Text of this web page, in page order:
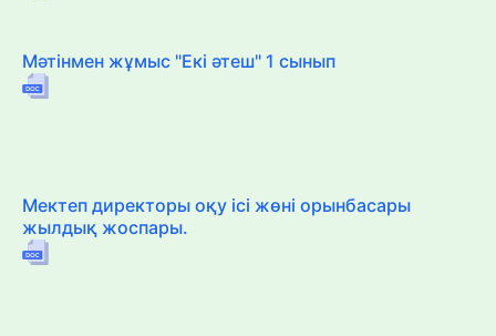
Мәтінмен жұмыс "Екі әтеш" 1 сынып
Мектеп директоры оқу ісі жөні орынбасары
жылдық жоспары.